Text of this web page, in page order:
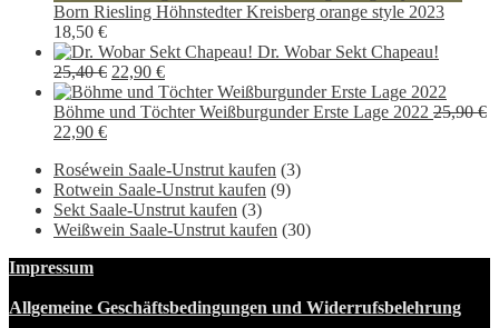
Born Riesling Höhnstedter Kreisberg orange style 2023
18,50 €
Dr. Wobar Sekt Chapeau!
25,40€ Ursprünglicher
Preis
war:
22,90 €Aktueller
Preis
ist:
Böhme und Töchter Weißburgunder Erste Lage 2022 25,90€
Ursprünglicher
war:
25,90 €
22,90 €Aktueller
ist:
22,90 €.
Roséwein Saale-Unstrut kaufen (3)
Rotwein Saale-Unstrut kaufen (9)
Sekt Saale-Unstrut kaufen (3)
Weißwein Saale-Unstrut kaufen (30)
Impressum
Allgemeine Geschäftsbedingungen und Widerrufsbelehrung